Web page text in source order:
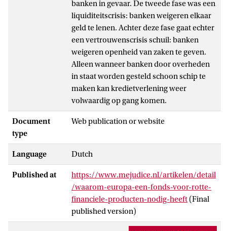
banken in gevaar. De tweede fase was een
liquiditeitscrisis: banken weigeren elkaar
geld te lenen. Achter deze fase gaat echter
een vertrouwenscrisis schuil: banken
weigeren openheid van zaken te geven.
Alleen wanneer banken door overheden
in staat worden gesteld schoon schip te
maken kan kredietverlening weer
volwaardig op gang komen.
Document
type
Web publication or website
Language Dutch
Published at
https://www.mejudice.nl/artikelen/detail
/waarom-europa-een-fonds-voor-rotte-
financiele-producten-nodig-heeft (Final
published version)